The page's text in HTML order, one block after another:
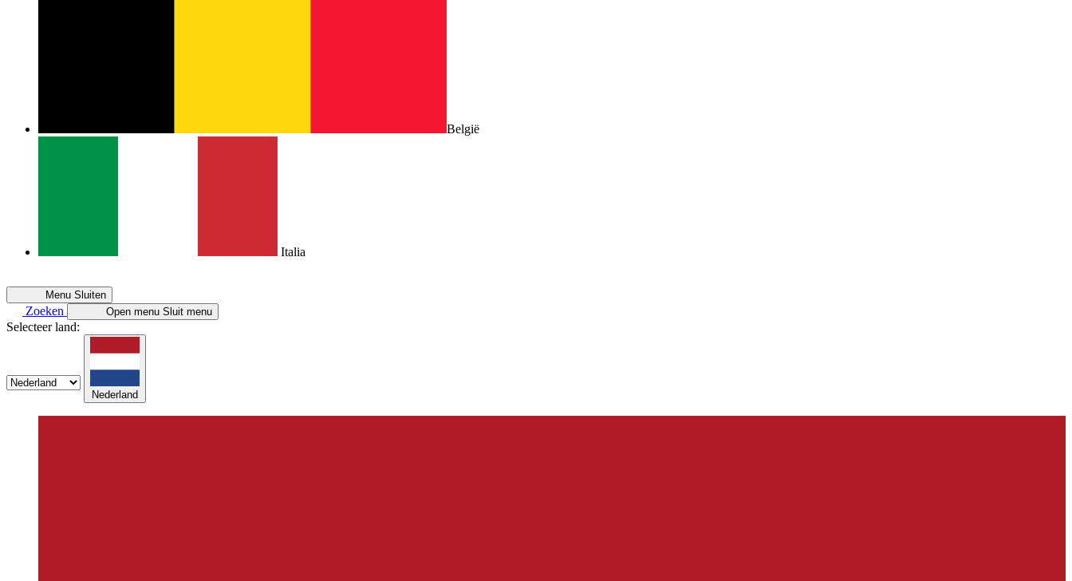
België
Italia
Menu Sluiten
Zoeken Open menu Sluit menu
Selecteer land:
Nederland